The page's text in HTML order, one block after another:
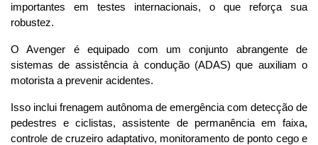
importantes em testes internacionais, o que reforça sua
robustez.
O Avenger é equipado com um conjunto abrangente de
sistemas de assistência à condução (ADAS) que auxiliam o
motorista a prevenir acidentes.
Isso inclui frenagem autônoma de emergência com detecção de
pedestres e ciclistas, assistente de permanência em faixa,
controle de cruzeiro adaptativo, monitoramento de ponto cego e